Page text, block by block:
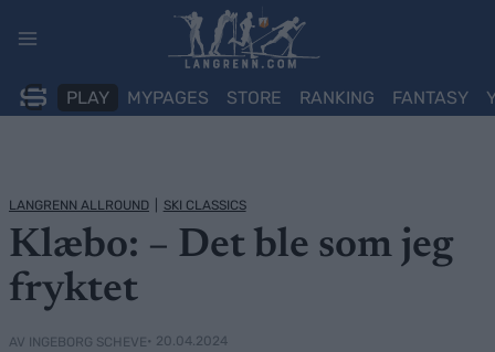
PLAY MYPAGES STORE RANKING FANTASY
LANGRENN ALLROUND SKI CLASSICS
Klæbo: – Det ble som jeg
fryktet
AV INGEBORG SCHEVE• 20.04.2024